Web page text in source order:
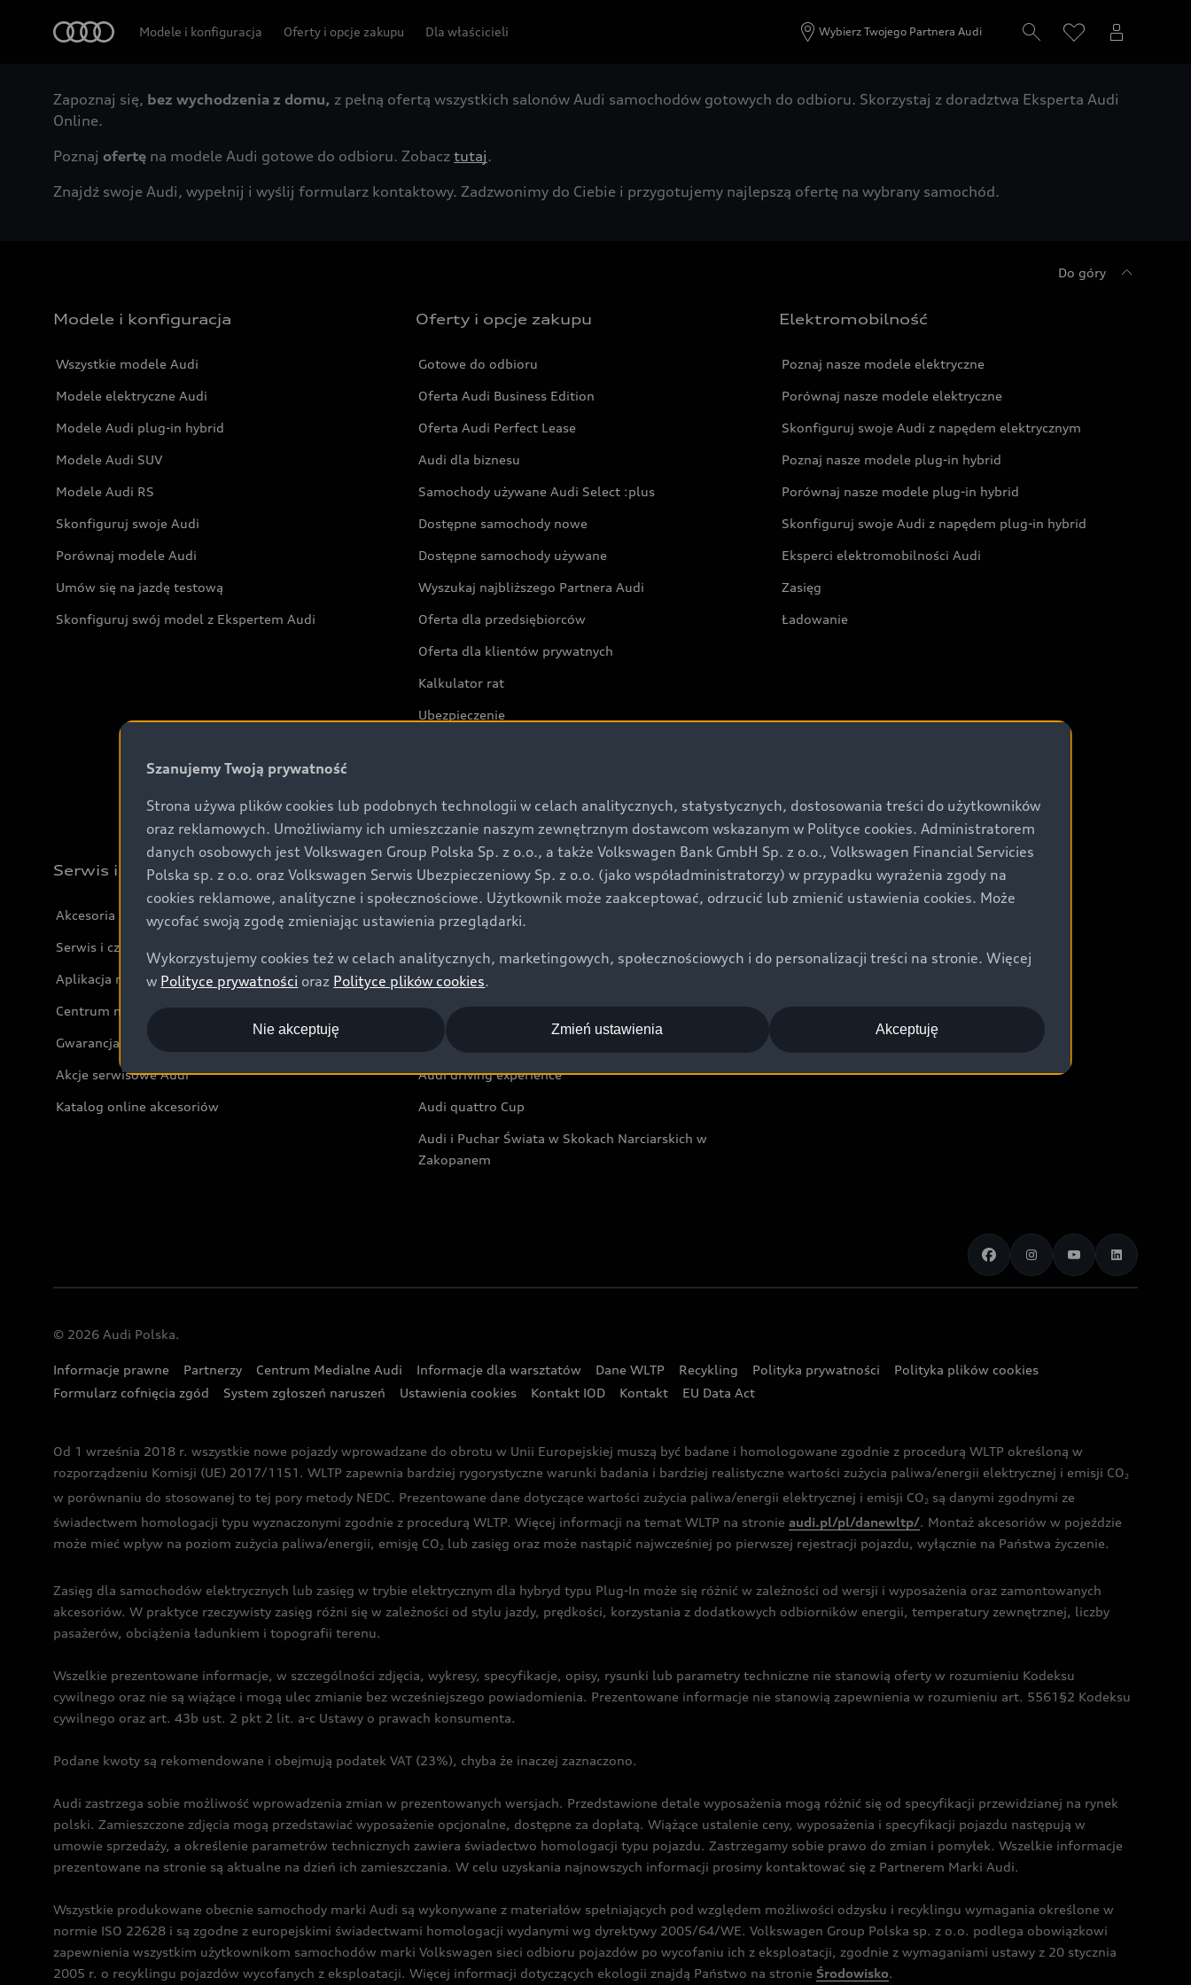
Modele i konfiguracja Oferty i opcje zakupu Dla właścicieli Wybierz Twojego Partnera Audi
Zapoznaj się, bez wychodzenia z domu, z pełną ofertą wszystkich salonów Audi samochodów gotowych do odbioru. Skorzystaj z doradztwa Eksperta Audi
Online.
Poznaj ofertę na modele Audi gotowe do odbioru. Zobacz tutaj.
Znajdź swoje Audi, wypełnij i wyślij formularz kontaktowy. Zadzwonimy do Ciebie i przygotujemy najlepszą ofertę na wybrany samochód.
Do góry
Modele i konfiguracja
Wszystkie modele Audi
Modele elektryczne Audi
Modele Audi plug-in hybrid
Modele Audi SUV
Modele Audi RS
Skonfiguruj swoje Audi
Porównaj modele Audi
Umów się na jazdę testową
Skonfiguruj swój model z Ekspertem Audi
Oferty i opcje zakupu
Gotowe do odbioru
Oferta Audi Business Edition
Oferta Audi Perfect Lease
Audi dla biznesu
Samochody używane Audi Select :plus
Dostępne samochody nowe
Dostępne samochody używane
Wyszukaj najbliższego Partnera Audi
Oferta dla przedsiębiorców
Oferta dla klientów prywatnych
Kalkulator rat
Ubezpieczenie
Audi exclusive
Elektromobilność
Poznaj nasze modele elektryczne
Porównaj nasze modele elektryczne
Skonfiguruj swoje Audi z napędem elektrycznym
Poznaj nasze modele plug-in hybrid
Porównaj nasze modele plug-in hybrid
Skonfiguruj swoje Audi z napędem plug-in hybrid
Eksperci elektromobilności Audi
Zasięg
Ładowanie
Serwis i akcesoria
Akcesoria
Serwis i części
Aplikacja myAudi i usługi cyfrowe
Centrum napraw powypadkowych
Gwarancja
Akcje serwisowe Audi
Katalog online akcesoriów
Świat Audi
Aktualności i historie postępu
Audi Nuvolari
Audi Sport Festiwal
Audi i Muzeum Sztuki Nowoczesnej w Warszawie
Audi driving experience
Audi quattro Cup
Audi i Puchar Świata w Skokach Narciarskich w
Zakopanem
© 2026 Audi Polska.
Informacje prawne Partnerzy Centrum Medialne Audi Informacje dla warsztatów Dane WLTP Recykling Polityka prywatności
Polityka plików cookies
Formularz cofnięcia zgód
System zgłoszeń naruszeń Ustawienia cookies Kontakt IOD Kontakt EU Data Act
Od 1 września 2018 r. wszystkie nowe pojazdy wprowadzane do obrotu w Unii Europejskiej muszą być badane i homologowane zgodnie z procedurą WLTP określoną w
rozporządzeniu Komisji (UE) 2017/1151. WLTP zapewnia bardziej rygorystyczne warunki badania i bardziej realistyczne wartości zużycia paliwa/energii elektrycznej i emisji CO2
w porównaniu do stosowanej to tej pory metody NEDC. Prezentowane dane dotyczące wartości zużycia paliwa/energii elektrycznej i emisji CO2 są danymi zgodnymi ze
świadectwem homologacji typu wyznaczonymi zgodnie z procedurą WLTP. Więcej informacji na temat WLTP na stronie audi.pl/pl/danewltp/. Montaż akcesoriów w pojeździe
może mieć wpływ na poziom zużycia paliwa/energii, emisję CO2 lub zasięg oraz może nastąpić najwcześniej po pierwszej rejestracji pojazdu, wyłącznie na Państwa życzenie.
Zasięg dla samochodów elektrycznych lub zasięg w trybie elektrycznym dla hybryd typu Plug-In może się różnić w zależności od wersji i wyposażenia oraz zamontowanych
akcesoriów. W praktyce rzeczywisty zasięg różni się w zależności od stylu jazdy, prędkości, korzystania z dodatkowych odbiorników energii, temperatury zewnętrznej, liczby
pasażerów, obciążenia ładunkiem i topografii terenu.
Wszelkie prezentowane informacje, w szczególności zdjęcia, wykresy, specyfikacje, opisy, rysunki lub parametry techniczne nie stanowią oferty w rozumieniu Kodeksu
cywilnego oraz nie są wiążące i mogą ulec zmianie bez wcześniejszego powiadomienia. Prezentowane informacje nie stanowią zapewnienia w rozumieniu art. 5561§2 Kodeksu
cywilnego oraz art. 43b ust. 2 pkt 2 lit. a-c Ustawy o prawach konsumenta.
Podane kwoty są rekomendowane i obejmują podatek VAT (23%), chyba że inaczej zaznaczono.
Audi zastrzega sobie możliwość wprowadzenia zmian w prezentowanych wersjach. Przedstawione detale wyposażenia mogą różnić się od specyfikacji przewidzianej na rynek
polski. Zamieszczone zdjęcia mogą przedstawiać wyposażenie opcjonalne, dostępne za dopłatą. Wiążące ustalenie ceny, wyposażenia i specyfikacji pojazdu następują w
umowie sprzedaży, a określenie parametrów technicznych zawiera świadectwo homologacji typu pojazdu. Zastrzegamy sobie prawo do zmian i pomyłek. Wszelkie informacje
prezentowane na stronie są aktualne na dzień ich zamieszczania. W celu uzyskania najnowszych informacji prosimy kontaktować się z Partnerem Marki Audi.
Wszystkie produkowane obecnie samochody marki Audi są wykonywane z materiałów spełniających pod względem możliwości odzysku i recyklingu wymagania określone w
normie ISO 22628 i są zgodne z europejskimi świadectwami homologacji wydanymi wg dyrektywy 2005/64/WE. Volkswagen Group Polska sp. z o.o. podlega obowiązkowi
zapewnienia wszystkim użytkownikom samochodów marki Volkswagen sieci odbioru pojazdów po wycofaniu ich z eksploatacji, zgodnie z wymaganiami ustawy z 20 stycznia
2005 r. o recyklingu pojazdów wycofanych z eksploatacji. Więcej informacji dotyczących ekologii znajdą Państwo na stronie Środowisko.
Szanujemy Twoją prywatność
Strona używa plików cookies lub podobnych technologii w celach analitycznych, statystycznych, dostosowania treści do użytkowników
oraz reklamowych. Umożliwiamy ich umieszczanie naszym zewnętrznym dostawcom wskazanym w Polityce cookies. Administratorem
danych osobowych jest Volkswagen Group Polska Sp. z o.o., a także Volkswagen Bank GmbH Sp. z o.o., Volkswagen Financial Servicies
Polska sp. z o.o. oraz Volkswagen Serwis Ubezpieczeniowy Sp. z o.o. (jako współadministratorzy) w przypadku wyrażenia zgody na
cookies reklamowe, analityczne i społecznościowe. Użytkownik może zaakceptować, odrzucić lub zmienić ustawienia cookies. Może
wycofać swoją zgodę zmieniając ustawienia przeglądarki.
Wykorzystujemy cookies też w celach analitycznych, marketingowych, społecznościowych i do personalizacji treści na stronie. Więcej
w Polityce prywatności oraz Polityce plików cookies.
Akceptuję
Nie akceptuję Zmień ustawienia